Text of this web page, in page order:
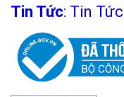
Tin Tức: Tin Tức